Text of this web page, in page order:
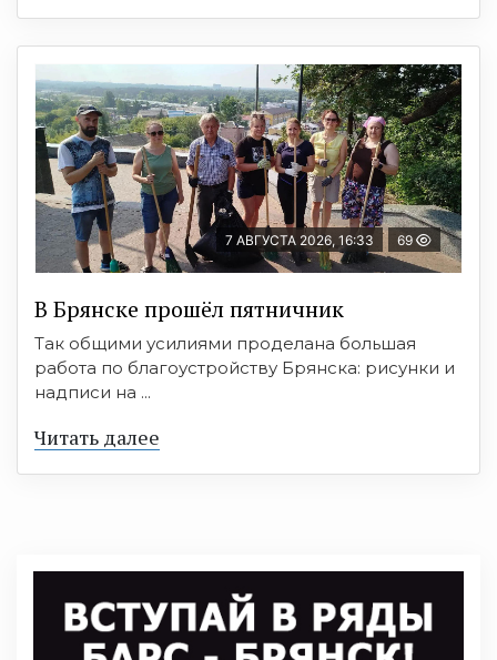
7 АВГУСТА 2026, 16:33 69
В Брянске прошёл пятничник
Так общими усилиями проделана большая
работа по благоустройству Брянска: рисунки и
надписи на ...
Читать далее